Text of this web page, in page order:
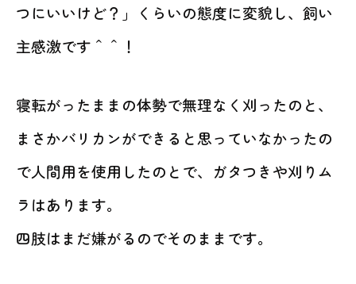
つにいいけど？」くらいの態度に変貌し、飼い
主感激です＾＾！
寝転がったままの体勢で無理なく刈ったのと、
まさかバリカンができると思っていなかったの
で人間用を使用したのとで、ガタつきや刈りム
ラはあります。
四肢はまだ嫌がるのでそのままです。